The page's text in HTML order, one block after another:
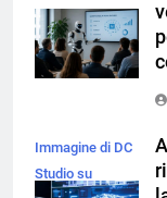
Immagine di DC
Studio su